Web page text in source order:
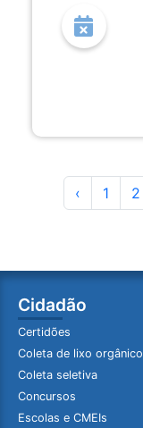
‹ 1 2
Cidadão
Certidões
Coleta de lixo orgânico
Coleta seletiva
Concursos
Escolas e CMEIs